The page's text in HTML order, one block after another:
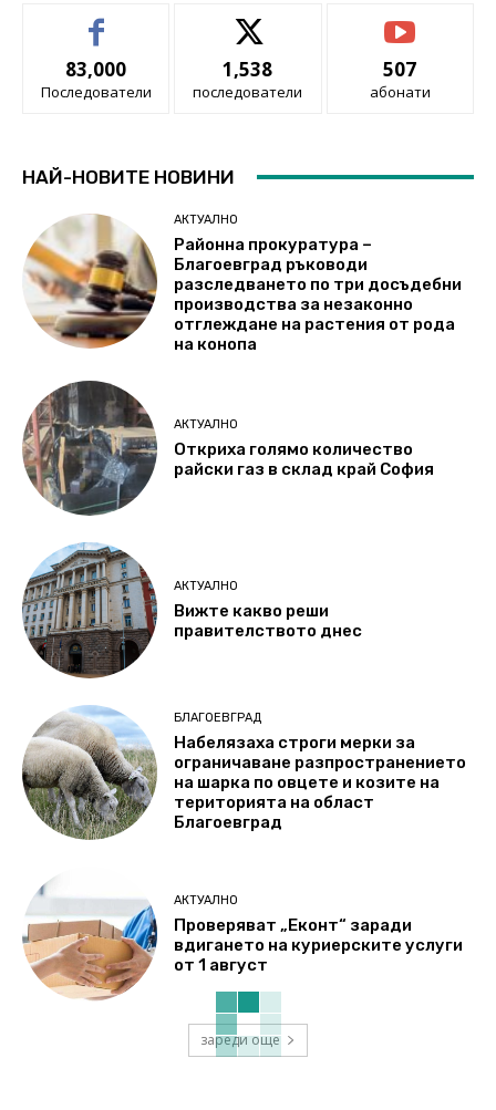
83,000
Последователи
1,538
последователи
507
абонати
НАЙ-НОВИТЕ НОВИНИ
АКТУАЛНО
Районна прокуратура –
Благоевград ръководи
разследването по три досъдебни
производства за незаконно
отглеждане на растения от рода
на конопа
АКТУАЛНО
Откриха голямо количество
райски газ в склад край София
АКТУАЛНО
Вижте какво реши
правителството днес
БЛАГОЕВГРАД
Набелязаха строги мерки за
ограничаване разпространението
на шарка по овцете и козите на
територията на област
Благоевград
АКТУАЛНО
Проверяват „Еконт“ заради
вдигането на куриерските услуги
от 1 август
зареди още